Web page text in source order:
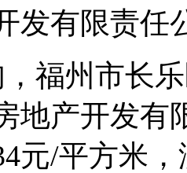
发有限责任
州市长乐
地产开发有
元/平方米